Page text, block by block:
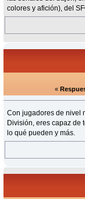
colores y afición), del
«
Con jugadores de nivel
División, eres capaz de
lo qué pueden y más.